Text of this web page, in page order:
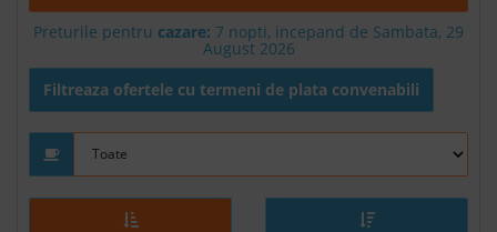
Preturile pentru cazare: 7 nopti, incepand de Sambata, 29
August 2026
Filtreaza ofertele cu termeni de plata convenabili